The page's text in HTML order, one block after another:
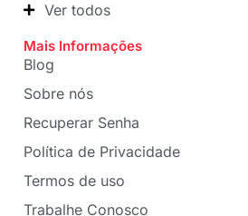
Ver todos
Mais Informações
Blog
Sobre nós
Recuperar Senha
Política de Privacidade
Termos de uso
Trabalhe Conosco